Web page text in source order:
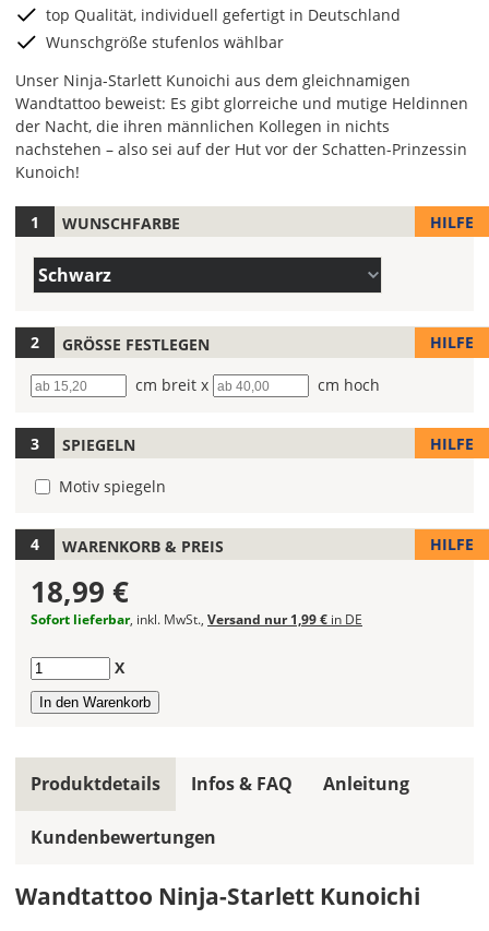
top Qualität, individuell gefertigt in Deutschland
Wunschgröße stufenlos wählbar
Unser Ninja-Starlett Kunoichi aus dem gleichnamigen
Wandtattoo beweist: Es gibt glorreiche und mutige Heldinnen
der Nacht, die ihren männlichen Kollegen in nichts
nachstehen – also sei auf der Hut vor der Schatten-Prinzessin
Kunoich!
Hier
die
Deines
Wandtattoos
fest!
Bei
mehrfarbigen
kannst
die
Farben
frei
kombinieren.
Wählst
Du
allen
Farbe,
wird
ein
Wandtattoo
einfarbig.
WUNSCHFARBE HILFE
Farbe/n
(Wert
Schwarz
GRÖSSE FESTLEGEN HILFE
Breite cm breit x Höhe cm hoch
SPIEGELN HILFE
Motiv spiegeln
WARENKORB & PREIS HILFE
18,99 €
Sofort lieferbar, inkl. MwSt., Versand nur 1,99 € in DE
Anzahl X
Produktdetails
Wandtattoo Ninja-Starlett Kunoichi
Infos & FAQ Anleitung
Kundenbewertungen